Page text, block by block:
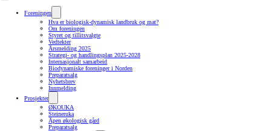
Foreningen
Hva er biologisk-dynamisk landbruk og mat?
Om foreningen
Styret og tillitsvalgte
Vedtekter
Årsmelding 2025
Strategi- og handlingsplan 2025-2028
Internasjonalt samarbeid
Biodynamiske foreninger i Norden
Preparatsalg
Nyhetsbrev
Innmelding
Prosjekter
ØKOUKA
Steineruka
Åpen økologisk gård
Preparatsalg